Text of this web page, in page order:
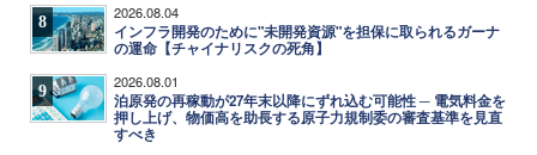
8 2026.08.04
インフラ開発のために"未開発資源"を担保に取られるガーナ
の運命【チャイナリスクの死角】
9 2026.08.01
泊原発の再稼動が27年末以降にずれ込む可能性 ─ 電気料金を
押し上げ、物価高を助長する原子力規制委の審査基準を見直
すべき